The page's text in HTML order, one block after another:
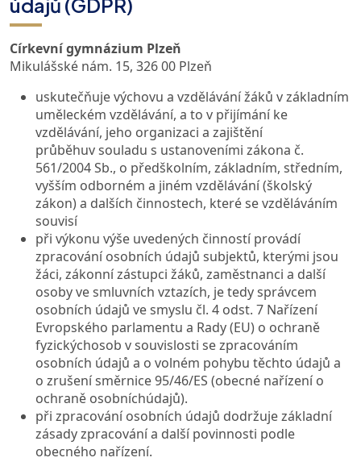
Církevní gymnázium Plzeň
Mikulášské nám. 15, 326 00 Plzeň
uskutečňuje výchovu a vzdělávání žáků v základním
uměleckém vzdělávání, a to v přijímání ke
vzdělávání, jeho organizaci a zajištění
průběhuv souladu s ustanoveními zákona č.
561/2004 Sb., o předškolním, základním, středním,
vyšším odborném a jiném vzdělávání (školský
zákon) a dalších činnostech, které se vzděláváním
souvisí
při výkonu výše uvedených činností provádí
zpracování osobních údajů subjektů, kterými jsou
žáci, zákonní zástupci žáků, zaměstnanci a další
osoby ve smluvních vztazích, je tedy správcem
osobních údajů ve smyslu čl. 4 odst. 7 Nařízení
Evropského parlamentu a Rady (EU) o ochraně
fyzickýchosob v souvislosti se zpracováním
osobních údajů a o volném pohybu těchto údajů a
o zrušení směrnice 95/46/ES (obecné nařízení o
ochraně osobníchúdajů).
při zpracování osobních údajů dodržuje základní
zásady zpracování a další povinnosti podle
obecného nařízení.